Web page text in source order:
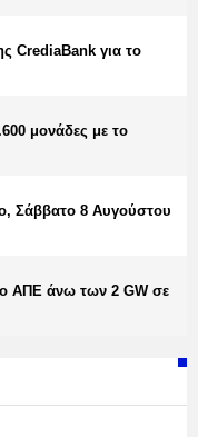
CrediaBank για το
μονάδες με το
Σάββατο 8 Αυγούστου
ΑΠΕ άνω των 2 GW σε